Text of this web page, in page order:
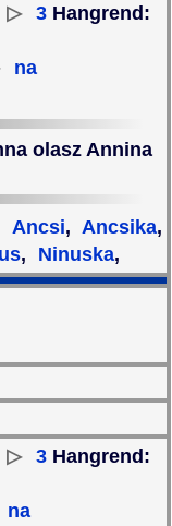
▷ 3 Hangrend:
na
olasz Annina
Ancsi, Ancsika,
, Ninuska,
▷ 3 Hangrend:
na